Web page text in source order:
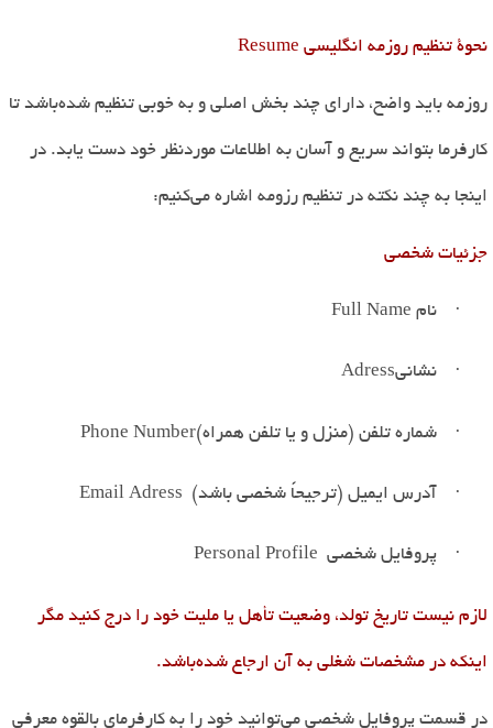
نحوۀ تنظیم روزمه انگلیسی Resume
روزمه باید واضح، دارای چند بخش اصلی و به خوبی تنظیم شدهباشد تا
کارفرما بتواند سریع و آسان به اطلاعات موردنظر خود دست یابد. در
اینجا به چند نکته در تنظیم رزومه اشاره میکنیم:
جزئیات شخصی
· نام Full Name
· نشانیAdress
· شماره تلفن (منزل و یا تلفن همراه(
Phone Number
· آدرس ایمیل (ترجیحاً شخصی باشد(
Email Adress
· پروفایل شخصی Personal Profile
لازم نیست تاریخ تولد، وضعیت تأهل یا ملیت خود را درج کنید مگر
اینکه در مشخصات شغلی به آن ارجاع شدهباشد.
در قسمت پروفایل شخصی میتوانید خود را به کارفرمای بالقوه معرفی